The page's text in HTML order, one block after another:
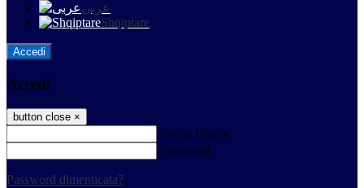
عربى
Shqiptare
Accedi
Accedi
button close ×
Nome Utente
Password
Password dimenticata?